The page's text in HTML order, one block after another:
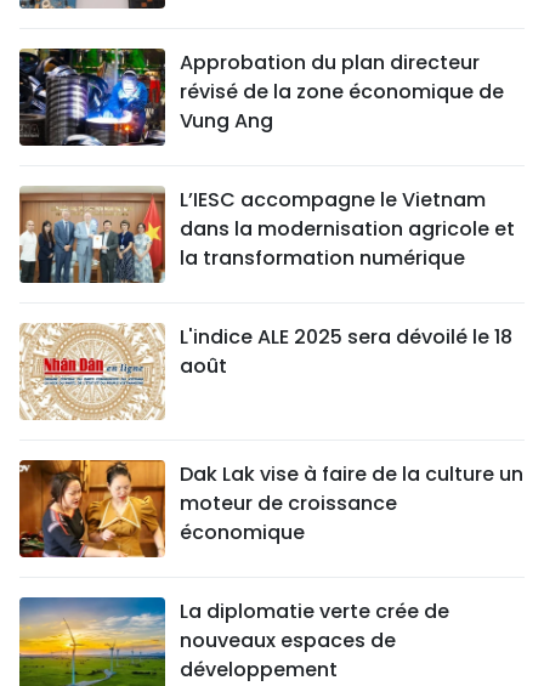
Approbation du plan directeur
révisé de la zone économique de
Vung Ang
L’IESC accompagne le Vietnam
dans la modernisation agricole et
la transformation numérique
L'indice ALE 2025 sera dévoilé le 18
août
Dak Lak vise à faire de la culture un
moteur de croissance
économique
La diplomatie verte crée de
nouveaux espaces de
développement